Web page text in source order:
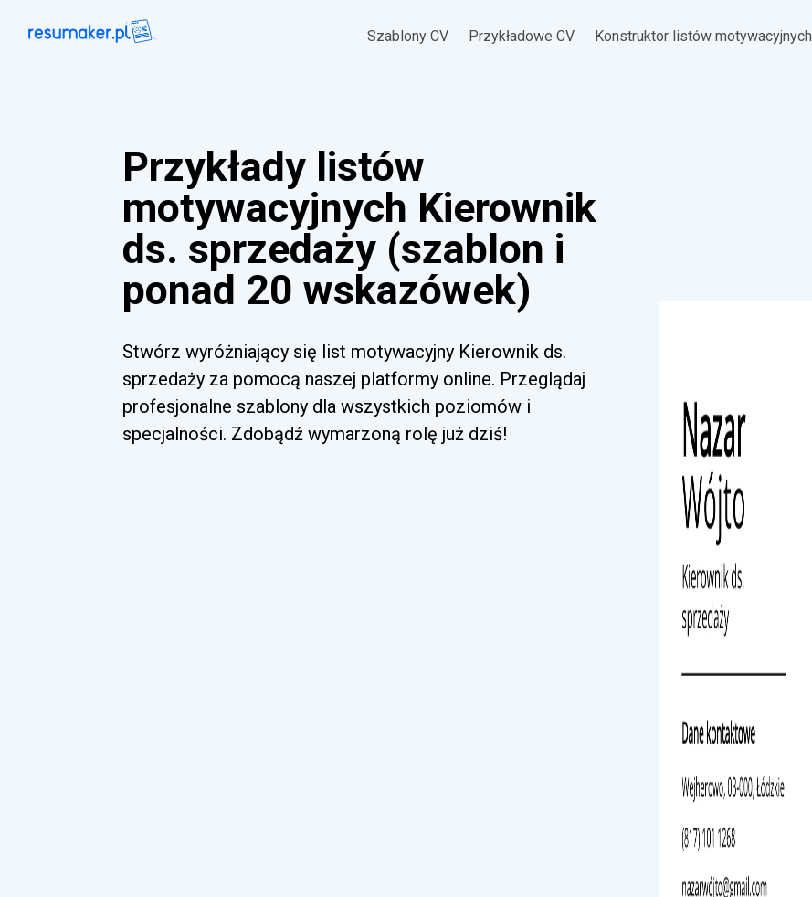
Szablony CV Przykładowe CV Konstruktor listów motywacyjnych
Przykłady listów
motywacyjnych Kierownik
ds. sprzedaży (szablon i
ponad 20 wskazówek)
Stwórz wyróżniający się list motywacyjny Kierownik ds.
sprzedaży za pomocą naszej platformy online. Przeglądaj
profesjonalne szablony dla wszystkich poziomów i
specjalności. Zdobądź wymarzoną rolę już dziś!